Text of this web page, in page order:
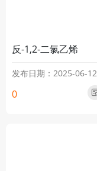
反-1,2-二氯乙烯
发布日期：2025-06-12
0